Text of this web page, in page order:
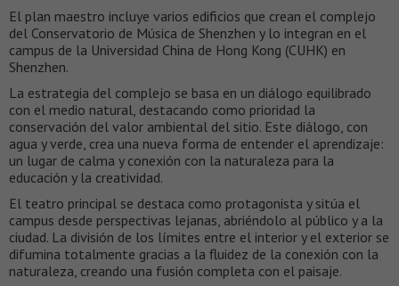
El plan maestro incluye varios edificios que crean el complejo
del Conservatorio de Música de Shenzhen y lo integran en el
campus de la Universidad China de Hong Kong (CUHK) en
Shenzhen.
La estrategia del complejo se basa en un diálogo equilibrado
con el medio natural, destacando como prioridad la
conservación del valor ambiental del sitio. Este diálogo, con
agua y verde, crea una nueva forma de entender el aprendizaje:
un lugar de calma y conexión con la naturaleza para la
educación y la creatividad.
El teatro principal se destaca como protagonista y sitúa el
campus desde perspectivas lejanas, abriéndolo al público y a la
ciudad. La división de los límites entre el interior y el exterior se
difumina totalmente gracias a la fluidez de la conexión con la
naturaleza, creando una fusión completa con el paisaje.